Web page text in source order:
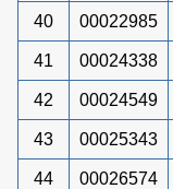
40 00022985
41 00024338
42 00024549
43 00025343
44 00026574